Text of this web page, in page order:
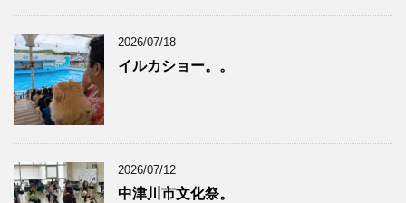
2026/07/18
イルカショー。。
2026/07/12
中津川市文化祭。